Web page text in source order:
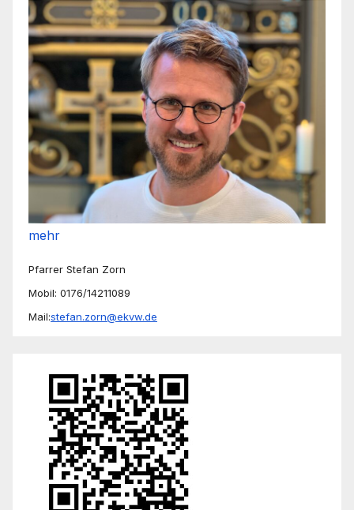
mehr
Pfarrer Stefan Zorn
Mobil: 0176/14211089
Mail:stefan.zorn@ekvw.de